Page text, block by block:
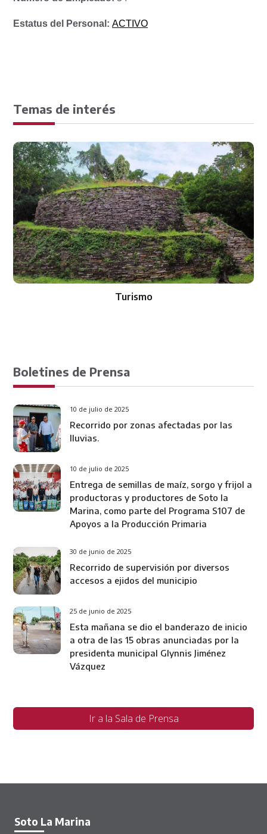
Estatus del Personal: ACTIVO
Temas de interés
Transparencia
Boletines de Prensa
10 de julio de 2025
Recorrido por zonas afectadas por las
lluvias.
10 de julio de 2025
Entrega de semillas de maíz, sorgo y frijol a
productoras y productores de Soto la
Marina, como parte del Programa S107 de
Apoyos a la Producción Primaria
30 de junio de 2025
Recorrido de supervisión por diversos
accesos a ejidos del municipio
25 de junio de 2025
Esta mañana se dio el banderazo de inicio
a otra de las 15 obras anunciadas por la
presidenta municipal Glynnis Jiménez
Vázquez
Ir a la Sala de Prensa
Soto La Marina